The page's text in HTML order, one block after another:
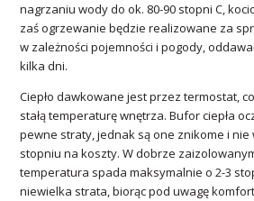
nagrzaniu wody do ok. 80-90 stopni C,
zaś ogrzewanie będzie realizowane za
w zależności pojemności i pogody,
kilka dni.
Ciepło dawkowane jest przez termostat,
stałą temperaturę wnętrza. Bufor ciepła
pewne straty, jednak są one znikome i nie
stopniu na koszty. W dobrze
temperatura spada maksymalnie o 2-3
niewielka strata, biorąc pod uwagę